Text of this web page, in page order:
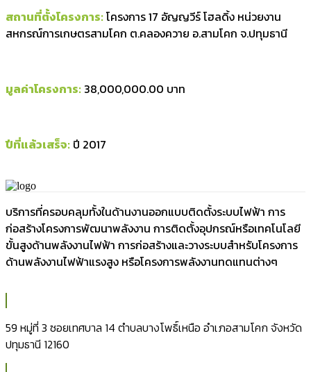
สถานที่ตั้งโครงการ:โครงการ 17 อัญญวีร์ โฮลดิ้ง หน่วยงาน
สหกรณ์การเกษตรสามโคก ต.คลองควาย อ.สามโคก จ.ปทุมธานี
มูลค่าโครงการ: 38,000,000.00 บาท
ปีที่แล้วเสร็จ: ปี 2017
บริการที่ครอบคลุมทั้งในด้านงานออกแบบติดตั้งระบบไฟฟ้า การ
ก่อสร้างโครงการพัฒนาพลังงาน การติดตั้งอุปกรณ์หรือเทคโนโลยี
ขั้นสูงด้านพลังงานไฟฟ้า การก่อสร้างและวางระบบสำหรับโครงการ
ด้านพลังงานไฟฟ้าแรงสูง หรือโครงการพลังงานทดแทนต่างๆ
59 หมู่ที่ 3 ซอยเทศบาล 14 ตำบลบางโพธิ์เหนือ อำเภอสามโคก จังหวัด
ปทุมธานี 12160